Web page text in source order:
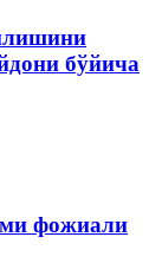
бўйича
фожиали